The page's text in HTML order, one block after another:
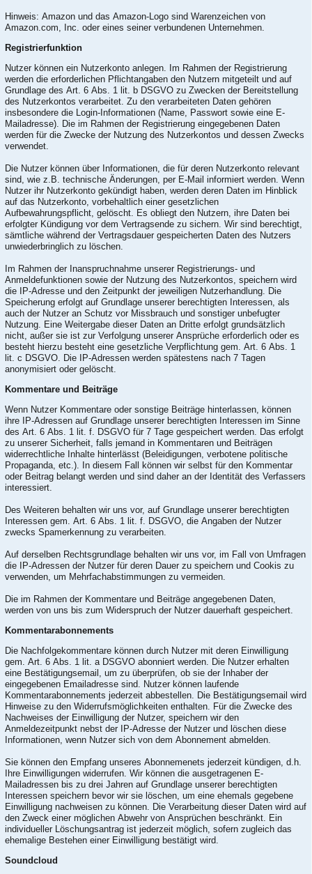
Hinweis: Amazon und das Amazon-Logo sind Warenzeichen von
Amazon.com, Inc. oder eines seiner verbundenen Unternehmen.
Registrierfunktion
Nutzer können ein Nutzerkonto anlegen. Im Rahmen der Registrierung
werden die erforderlichen Pflichtangaben den Nutzern mitgeteilt und auf
Grundlage des Art. 6 Abs. 1 lit. b DSGVO zu Zwecken der Bereitstellung
des Nutzerkontos verarbeitet. Zu den verarbeiteten Daten gehören
insbesondere die Login-Informationen (Name, Passwort sowie eine E-
Mailadresse). Die im Rahmen der Registrierung eingegebenen Daten
werden für die Zwecke der Nutzung des Nutzerkontos und dessen Zwecks
verwendet.
Die Nutzer können über Informationen, die für deren Nutzerkonto relevant
sind, wie z.B. technische Änderungen, per E-Mail informiert werden. Wenn
Nutzer ihr Nutzerkonto gekündigt haben, werden deren Daten im Hinblick
auf das Nutzerkonto, vorbehaltlich einer gesetzlichen
Aufbewahrungspflicht, gelöscht. Es obliegt den Nutzern, ihre Daten bei
erfolgter Kündigung vor dem Vertragsende zu sichern. Wir sind berechtigt,
sämtliche während der Vertragsdauer gespeicherten Daten des Nutzers
unwiederbringlich zu löschen.
Im Rahmen der Inanspruchnahme unserer Registrierungs- und
Anmeldefunktionen sowie der Nutzung des Nutzerkontos, speichern wird
die IP-Adresse und den Zeitpunkt der jeweiligen Nutzerhandlung. Die
Speicherung erfolgt auf Grundlage unserer berechtigten Interessen, als
auch der Nutzer an Schutz vor Missbrauch und sonstiger unbefugter
Nutzung. Eine Weitergabe dieser Daten an Dritte erfolgt grundsätzlich
nicht, außer sie ist zur Verfolgung unserer Ansprüche erforderlich oder es
besteht hierzu besteht eine gesetzliche Verpflichtung gem. Art. 6 Abs. 1
lit. c DSGVO. Die IP-Adressen werden spätestens nach 7 Tagen
anonymisiert oder gelöscht.
Kommentare und Beiträge
Wenn Nutzer Kommentare oder sonstige Beiträge hinterlassen, können
ihre IP-Adressen auf Grundlage unserer berechtigten Interessen im Sinne
des Art. 6 Abs. 1 lit. f. DSGVO für 7 Tage gespeichert werden. Das erfolgt
zu unserer Sicherheit, falls jemand in Kommentaren und Beiträgen
widerrechtliche Inhalte hinterlässt (Beleidigungen, verbotene politische
Propaganda, etc.). In diesem Fall können wir selbst für den Kommentar
oder Beitrag belangt werden und sind daher an der Identität des Verfassers
interessiert.
Des Weiteren behalten wir uns vor, auf Grundlage unserer berechtigten
Interessen gem. Art. 6 Abs. 1 lit. f. DSGVO, die Angaben der Nutzer
zwecks Spamerkennung zu verarbeiten.
Auf derselben Rechtsgrundlage behalten wir uns vor, im Fall von Umfragen
die IP-Adressen der Nutzer für deren Dauer zu speichern und Cookis zu
verwenden, um Mehrfachabstimmungen zu vermeiden.
Die im Rahmen der Kommentare und Beiträge angegebenen Daten,
werden von uns bis zum Widerspruch der Nutzer dauerhaft gespeichert.
Kommentarabonnements
Die Nachfolgekommentare können durch Nutzer mit deren Einwilligung
gem. Art. 6 Abs. 1 lit. a DSGVO abonniert werden. Die Nutzer erhalten
eine Bestätigungsemail, um zu überprüfen, ob sie der Inhaber der
eingegebenen Emailadresse sind. Nutzer können laufende
Kommentarabonnements jederzeit abbestellen. Die Bestätigungsemail wird
Hinweise zu den Widerrufsmöglichkeiten enthalten. Für die Zwecke des
Nachweises der Einwilligung der Nutzer, speichern wir den
Anmeldezeitpunkt nebst der IP-Adresse der Nutzer und löschen diese
Informationen, wenn Nutzer sich von dem Abonnement abmelden.
Sie können den Empfang unseres Abonnemenets jederzeit kündigen, d.h.
Ihre Einwilligungen widerrufen. Wir können die ausgetragenen E-
Mailadressen bis zu drei Jahren auf Grundlage unserer berechtigten
Interessen speichern bevor wir sie löschen, um eine ehemals gegebene
Einwilligung nachweisen zu können. Die Verarbeitung dieser Daten wird auf
den Zweck einer möglichen Abwehr von Ansprüchen beschränkt. Ein
individueller Löschungsantrag ist jederzeit möglich, sofern zugleich das
ehemalige Bestehen einer Einwilligung bestätigt wird.
Soundcloud